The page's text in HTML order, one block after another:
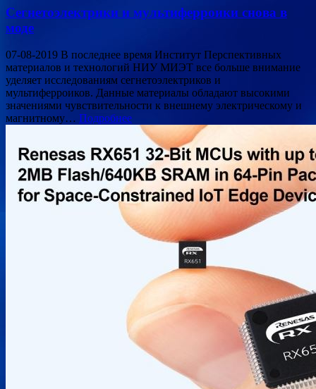
Сегнетоэлектрики и мультиферроики снова в
моде
07-08-2019 В последнее время Институт Перспективных
материалов и технологий НИУ МИЭТ все больше внимание
уделяет исследованиям сегнетоэлектриков и
мультиферроиков. Данные материалы обладают высокими
значениями чувствительности к внешнему электрическому и
магнитному… Подробнее